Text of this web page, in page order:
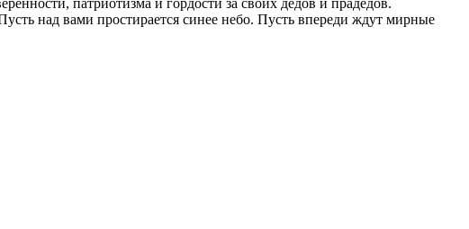
над вами простирается синее небо. Пусть впереди ждут мирные